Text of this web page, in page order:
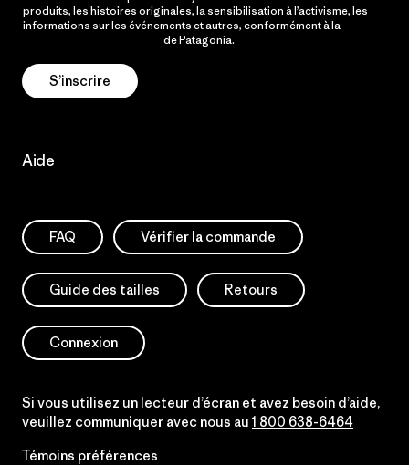
produits, les histoires originales, la sensibilisation à l’activisme, les
informations sur les événements et autres, conformément à la
de Patagonia.
S’inscrire
Aide
FAQ Vérifier la commande
Guide des tailles Retours
Connexion
Si vous utilisez un lecteur d’écran et avez besoin d’aide,
veuillez communiquer avec nous au 1 800 638-6464
Témoins préférences